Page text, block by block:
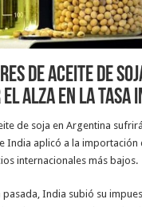
de aceite de
alza en la tasa
de soja en Argentina
India aplicó a la
internacionales más bajos.
pasada, India subió su